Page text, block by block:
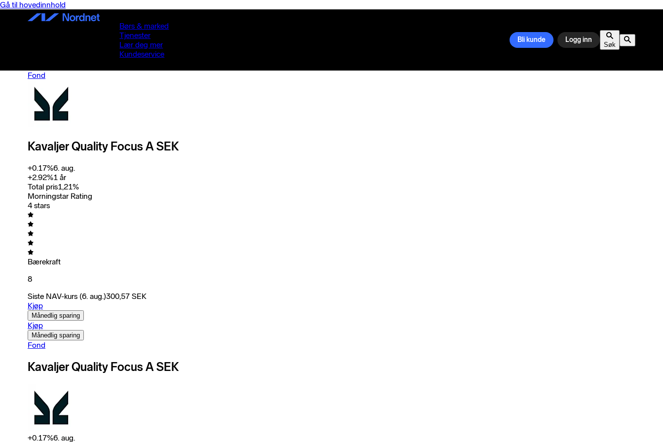
Gå til hovedinnhold
Børs & marked
Tjenester
Lær deg mer
Kundeservice
Bli kunde Logg inn
Søk
Fond
Kavaljer Quality Focus A SEK
+0.17%6. aug.
+2.92%1 år
Total pris1,21%
Morningstar Rating
4 stars
Bærekraft
8
Siste NAV-kurs (6. aug.)300,57 SEK
Kjøp
Månedlig sparing
Kjøp
Månedlig sparing
Fond
Kavaljer Quality Focus A SEK
+0.17%6. aug.